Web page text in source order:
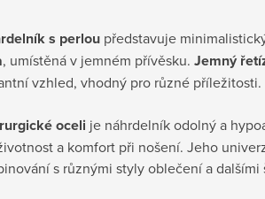
s perlou představuje
, umístěná v jemném přívěsku. Jemný
vzhled, vhodný pro různé příležitosti.
oceli je náhrdelník odolný a
a komfort při nošení. Jeho
s různými styly oblečení a dalšími